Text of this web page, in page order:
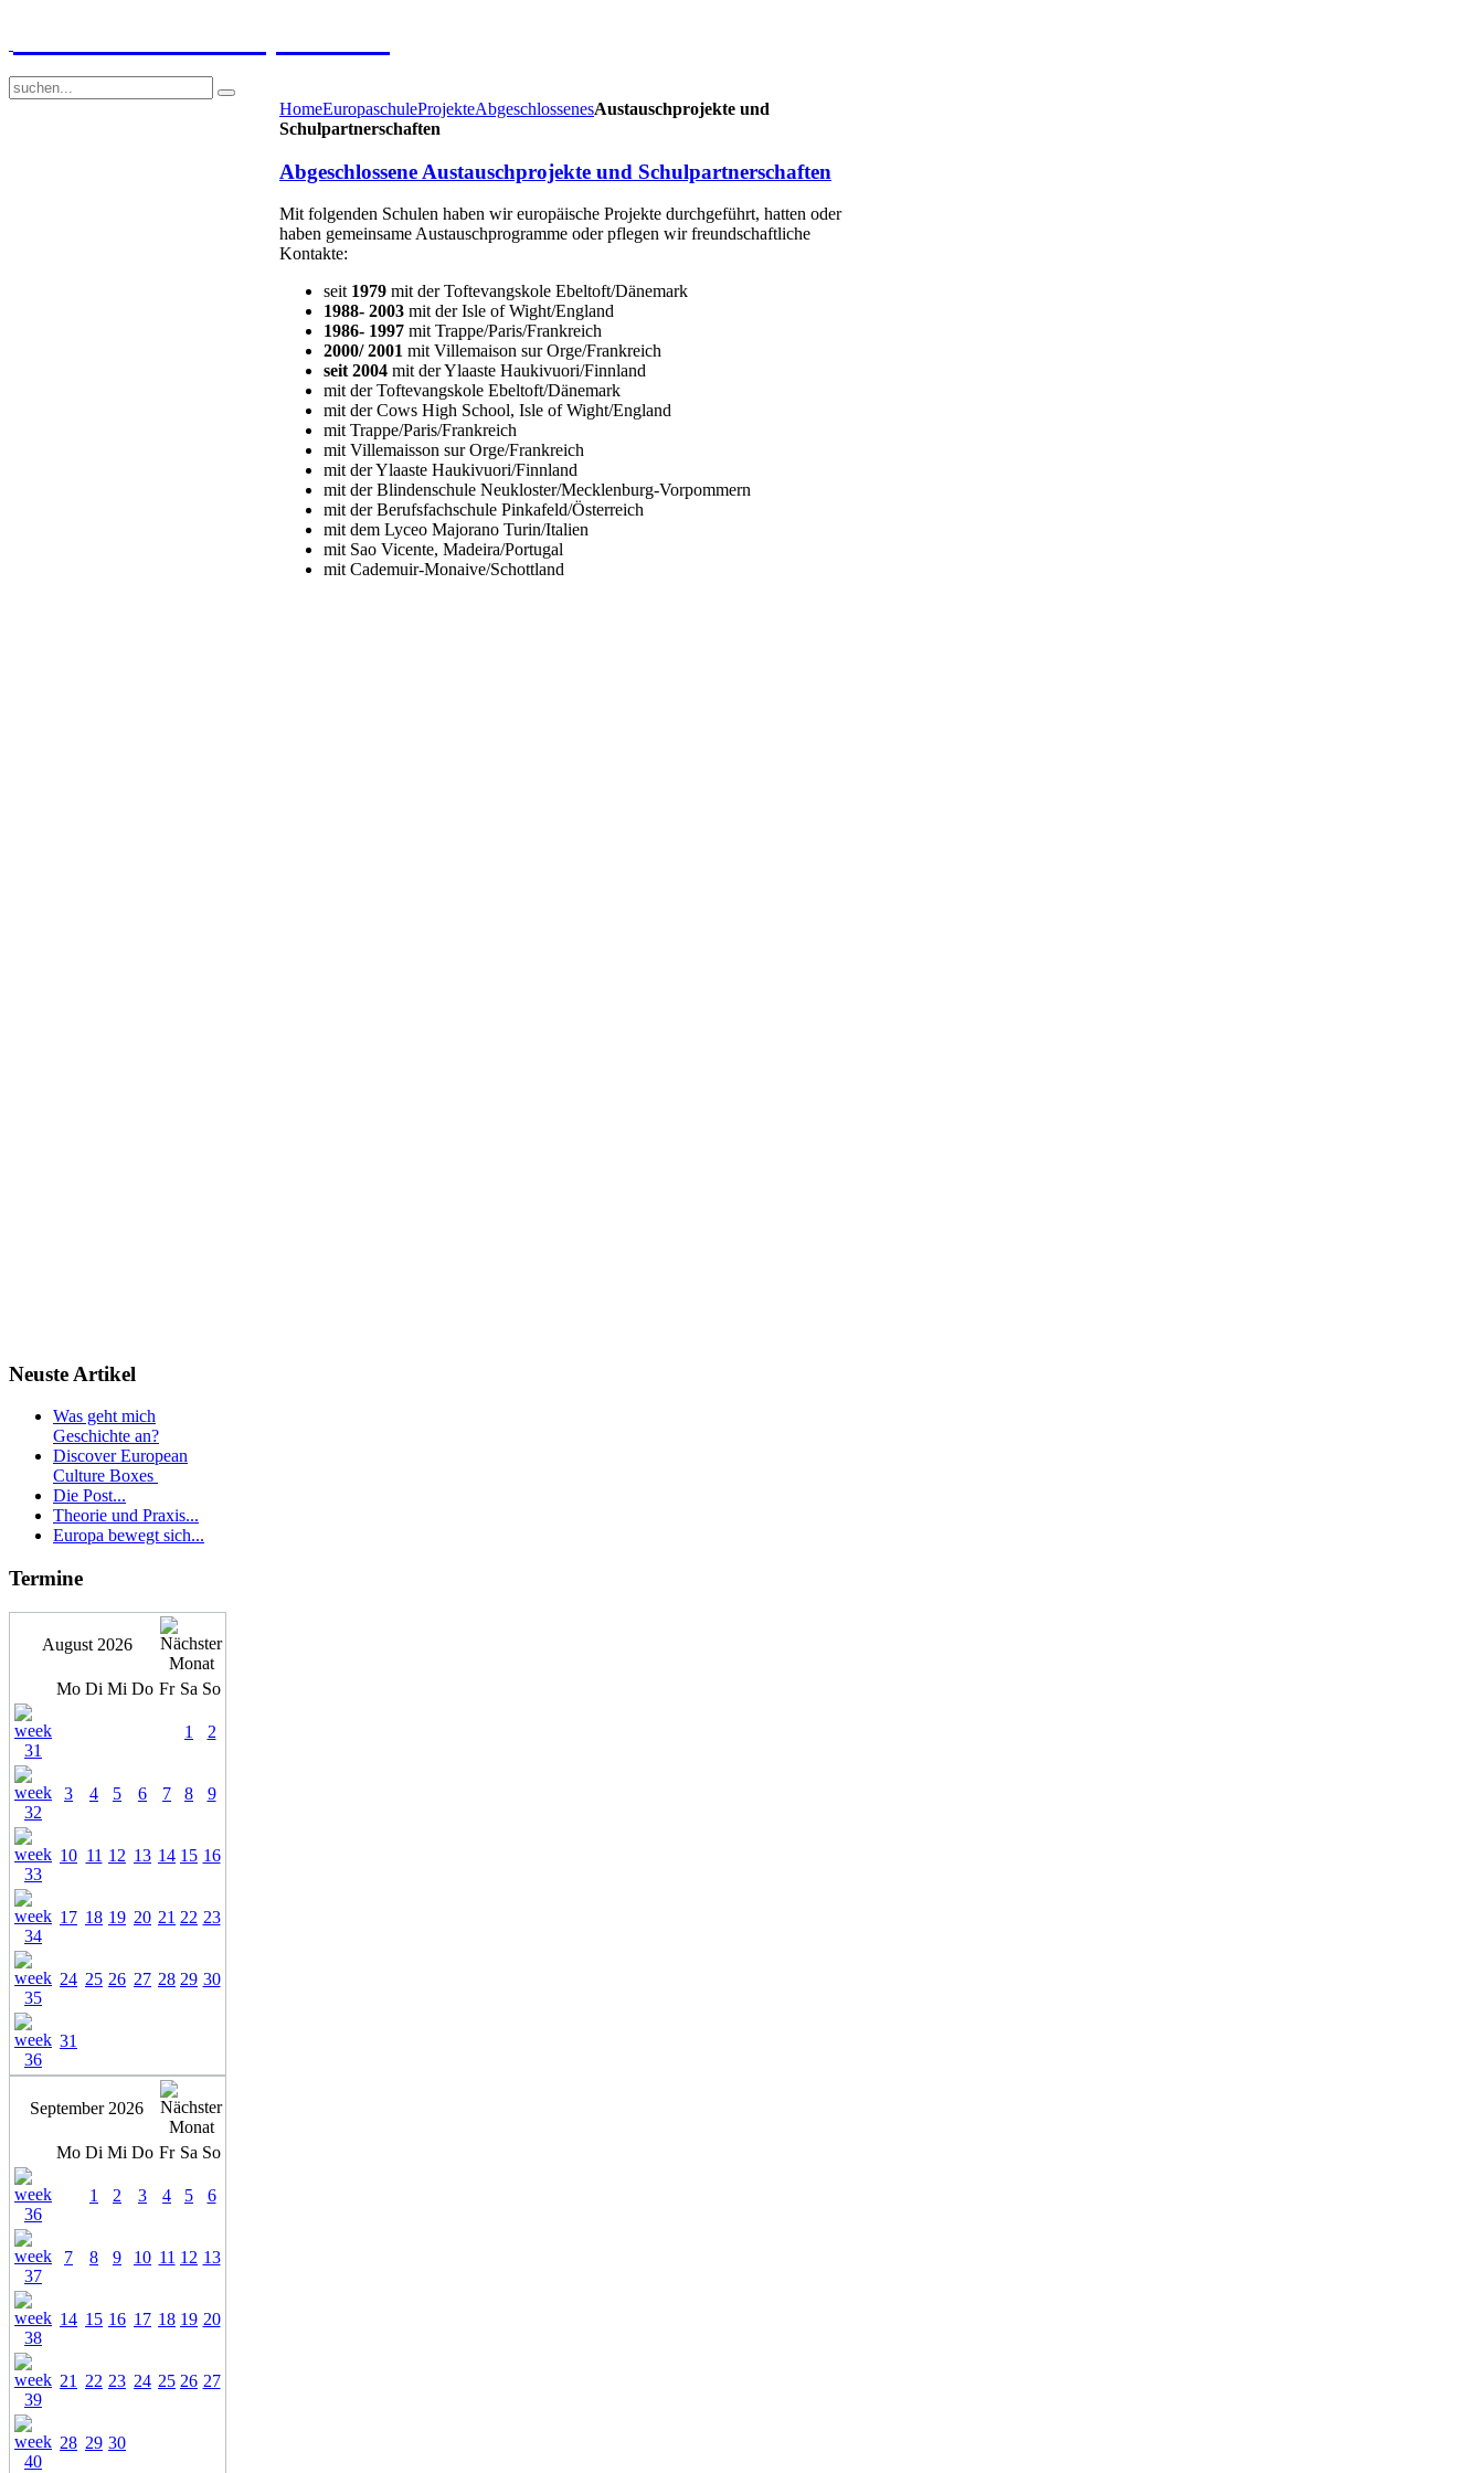
HomeEuropaschuleProjekteAbgeschlossenesAustauschprojekte und
Schulpartnerschaften
Abgeschlossene Austauschprojekte und Schulpartnerschaften
Mit folgenden Schulen haben wir europäische Projekte durchgeführt, hatten oder
haben gemeinsame Austauschprogramme oder pflegen wir freundschaftliche
Kontakte:
seit 1979 mit der Toftevangskole Ebeltoft/Dänemark
1988- 2003 mit der Isle of Wight/England
1986- 1997 mit Trappe/Paris/Frankreich
2000/ 2001 mit Villemaison sur Orge/Frankreich
seit 2004 mit der Ylaaste Haukivuori/Finnland
mit der Toftevangskole Ebeltoft/Dänemark
mit der Cows High School, Isle of Wight/England
mit Trappe/Paris/Frankreich
mit Villemaisson sur Orge/Frankreich
mit der Ylaaste Haukivuori/Finnland
mit der Blindenschule Neukloster/Mecklenburg-Vorpommern
mit der Berufsfachschule Pinkafeld/Österreich
mit dem Lyceo Majorano Turin/Italien
mit Sao Vicente, Madeira/Portugal
mit Cademuir-Monaive/Schottland
Neuste Artikel
Was geht mich
Geschichte an?
Discover European
Culture Boxes
Die Post...
Theorie und Praxis...
Europa bewegt sich...
Termine
August 2026
Mo Di Mi Do Fr Sa So
1 2
3 4 5 6 7 8 9
10 11 12 13 14 15 16
17 18 19 20 21 22 23
24 25 26 27 28 29 30
31
September 2026
Mo Di Mi Do Fr Sa So
1 2 3 4 5 6
7 8 9 10 11 12 13
14 15 16 17 18 19 20
21 22 23 24 25 26 27
28 29 30